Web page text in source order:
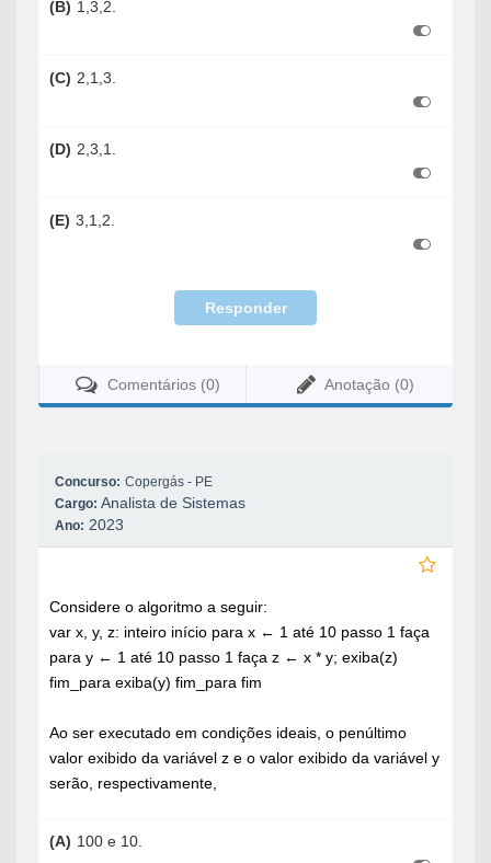
(B) 1,3,2.
(C) 2,1,3.
(D) 2,3,1.
(E) 3,1,2.
Responder
Comentários (0) Anotação (0)
Concurso: Copergás - PE
Cargo: Analista de Sistemas
Ano: 2023
Considere o algoritmo a seguir:
var x, y, z: inteiro início para x ← 1 até 10 passo 1 faça
para y ← 1 até 10 passo 1 faça z ← x * y; exiba(z)
fim_para exiba(y) fim_para fim
Ao ser executado em condições ideais, o penúltimo
valor exibido da variável z e o valor exibido da variável y
serão, respectivamente,
(A) 100 e 10.